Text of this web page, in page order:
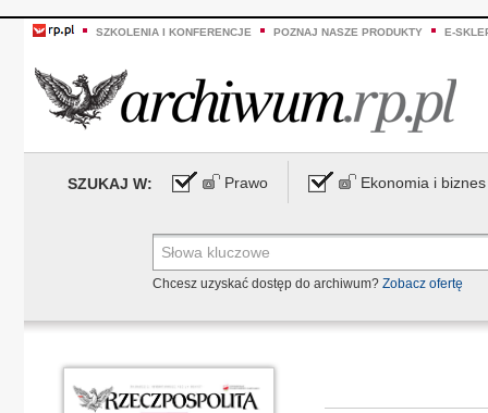
SZKOLENIA I KONFERENCJE POZNAJ NASZE PRODUKTY E-
SZUKAJ W: Prawo Ekonomia i biznes
Chcesz uzyskać dostęp do archiwum? Zobacz ofertę